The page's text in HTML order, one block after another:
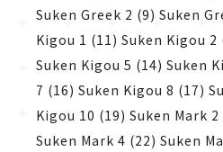
Suken Greek 2 (9) Suken
Kigou 1 (11) Suken Kigou
Suken Kigou 5 (14) Suken
7 (16) Suken Kigou 8 (17)
Kigou 10 (19) Suken Mark
Suken Mark 4 (22) Suken